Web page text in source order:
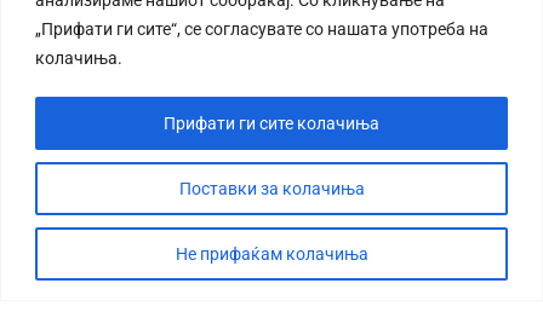
„Прифати ги сите“, се согласувате со нашата употреба на
колачиња.
Поставки за колачиња
Не прифаќам колачиња
Прифати ги сите колачиња
СТОРИЈА
ДЕБАТА